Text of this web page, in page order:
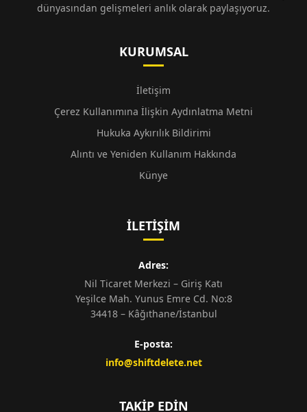
dünyasından gelişmeleri anlık olarak paylaşıyoruz.
KURUMSAL
İletişim
Çerez Kullanımına İlişkin Aydınlatma Metni
Hukuka Aykırılık Bildirimi
Alıntı ve Yeniden Kullanım Hakkında
Künye
İLETIŞIM
Adres:
Nil Ticaret Merkezi – Giriş Katı
Yeşilce Mah. Yunus Emre Cd. No:8
34418 – Kâğıthane/İstanbul
E-posta:
info@shiftdelete.net
TAKIP EDIN